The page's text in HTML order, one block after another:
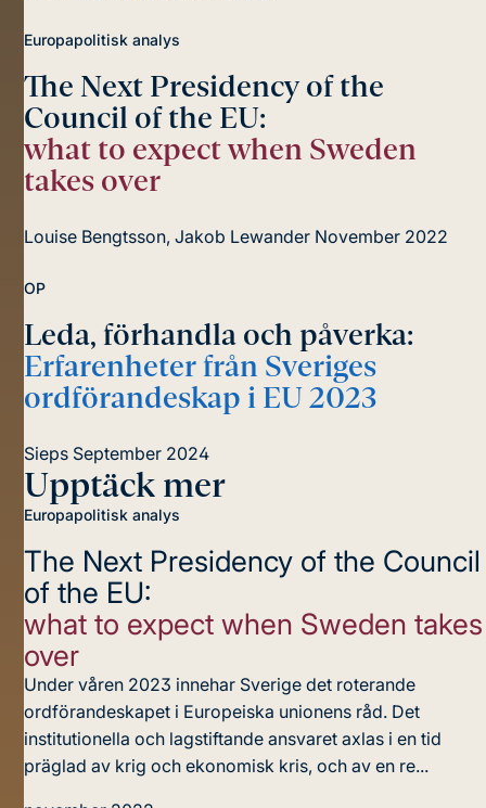
Europapolitisk analys
The Next Presidency of the
Council of the EU:
what to expect when Sweden
takes over
Louise Bengtsson, Jakob Lewander November 2022
OP
Leda, förhandla och påverka:
Erfarenheter från Sveriges
ordförandeskap i EU 2023
Sieps September 2024
Upptäck mer
Europapolitisk analys
The Next Presidency of the Council
of the EU:
what to expect when Sweden takes
over
Under våren 2023 innehar Sverige det roterande
ordförandeskapet i Europeiska unionens råd. Det
institutionella och lagstiftande ansvaret axlas i en tid
präglad av krig och ekonomisk kris, och av en re...